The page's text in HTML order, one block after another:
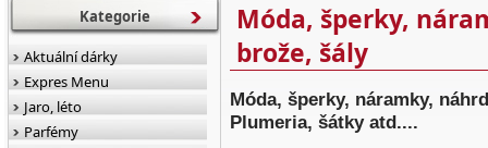
Móda, šperky,
brože, šály
Móda, šperky, náramky,
Plumeria, šátky atd....
Kategorie
Aktuální dárky
Expres Menu
Jaro, léto
Parfémy